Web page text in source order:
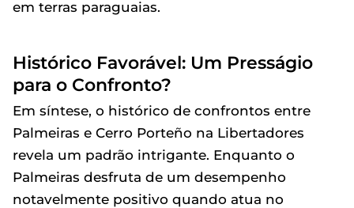
em terras paraguaias.
Histórico Favorável: Um Presságio
para o Confronto?
Em síntese, o histórico de confrontos entre
Palmeiras e Cerro Porteño na Libertadores
revela um padrão intrigante. Enquanto o
Palmeiras desfruta de um desempenho
notavelmente positivo quando atua no